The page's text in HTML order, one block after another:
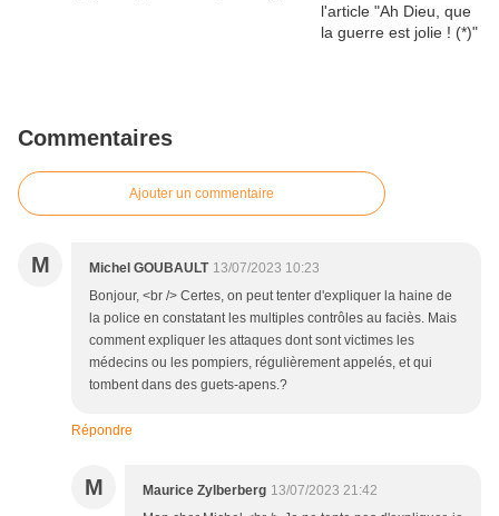
Commentaires
Ajouter un commentaire
M Michel GOUBAULT 13/07/2023 10:23
Bonjour, <br /> Certes, on peut tenter d'expliquer la haine de
la police en constatant les multiples contrôles au faciès. Mais
comment expliquer les attaques dont sont victimes les
médecins ou les pompiers, régulièrement appelés, et qui
tombent dans des guets-apens.?
Répondre
M Maurice Zylberberg 13/07/2023 21:42